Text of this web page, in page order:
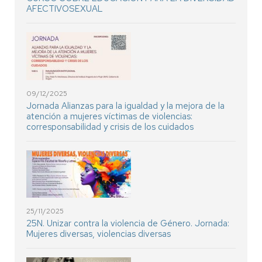
AFECTIVOSEXUAL
09/12/2025
Jornada Alianzas para la igualdad y la mejora de la
atención a mujeres víctimas de violencias:
corresponsabilidad y crisis de los cuidados
25/11/2025
25N. Unizar contra la violencia de Género. Jornada:
Mujeres diversas, violencias diversas